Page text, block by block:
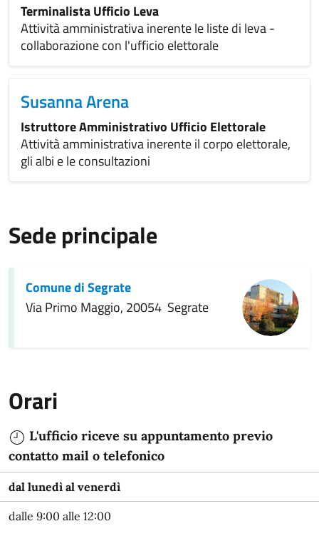
Terminalista Ufficio Leva
Attività amministrativa inerente le liste di leva -
collaborazione con l'ufficio elettorale
Susanna Arena
Istruttore Amministrativo Ufficio Elettorale
Attività amministrativa inerente il corpo elettorale,
gli albi e le consultazioni
Sede principale
Comune di Segrate
Via Primo Maggio, 20054 Segrate
Orari
L'ufficio riceve su appuntamento previo
contatto mail o telefonico
dal lunedì al venerdì
dalle 9:00 alle 12:00